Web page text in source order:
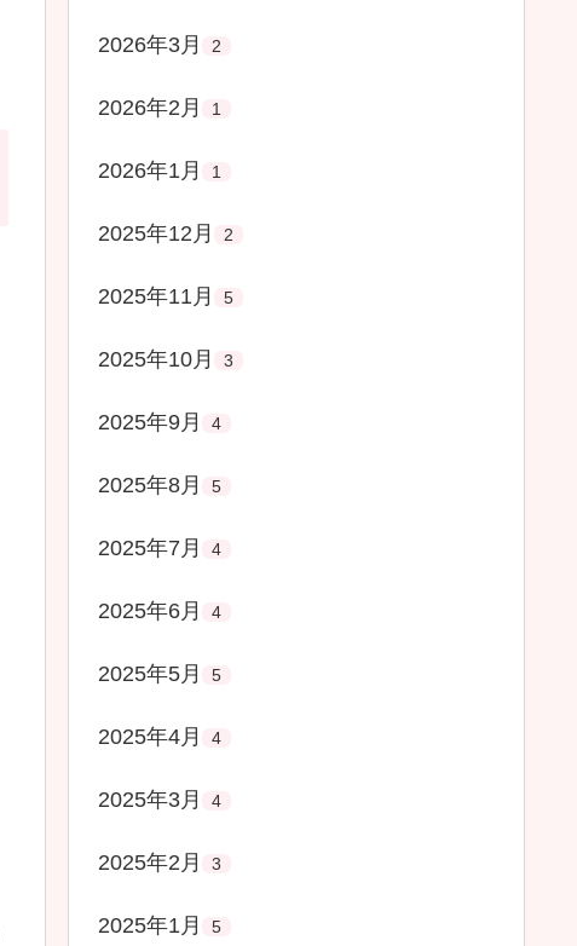
2026年3月 2
2026年2月 1
2026年1月 1
2025年12月 2
2025年11月 5
2025年10月 3
2025年9月 4
2025年8月 5
2025年7月 4
2025年6月 4
2025年5月 5
2025年4月 4
2025年3月 4
2025年2月 3
2025年1月 5